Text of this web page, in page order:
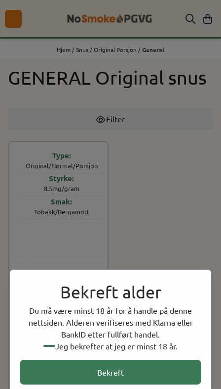
Bekreft alder
Du må være minst 18 år for å handle på denne
nettsiden. Alderen verifiseres med Klarna eller
BankID etter fullført handel.
Jeg bekrefter at jeg er minst 18 år.
Bekreft
Hopp til innhold
Hjem /Snus /Original Porsjon /General
GENERAL Original snus
Filter
Original/Normal/Porsjon
8.5mg/gram
Tobakk/Bergamott